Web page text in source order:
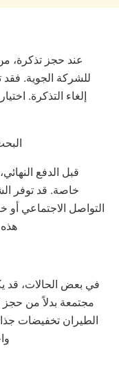
عند حجز تذكرة،
للشركة الجوية. فقد
إلغاء التذكرة.
قبل الدفع
خاصة. قد توفر
التواصل الاجتماعي
في بعض الحالات، قد
مجتمعة بدلاً من
الطيران تخفيضات